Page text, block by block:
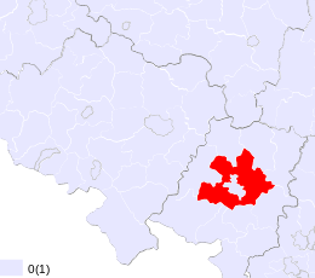
0(1)